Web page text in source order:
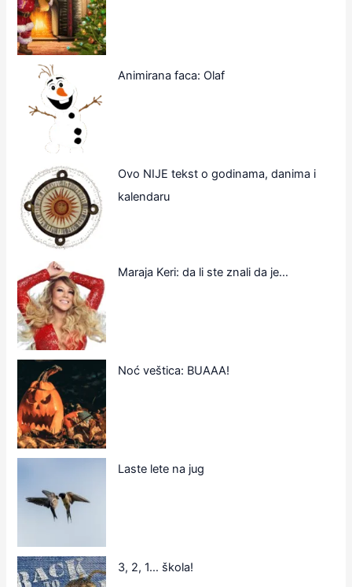
Animirana faca: Olaf
Ovo NIJE tekst o godinama, danima i
kalendaru
Maraja Keri: da li ste znali da je…
Noć veštica: BUAAA!
Laste lete na jug
3, 2, 1… škola!